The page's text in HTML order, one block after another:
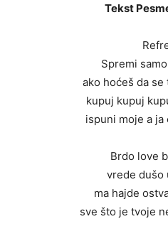
Tekst
Spremi
ako hoćeš da se
kupuj kupuj
ispuni moje a
Brdo love
vrede dušo
ma hajde
sve što je tvoje